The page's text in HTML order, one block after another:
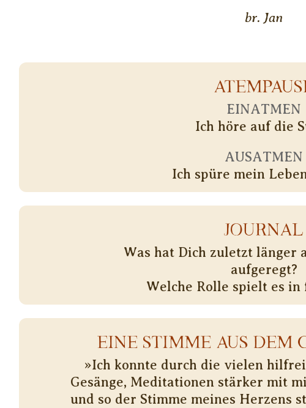
br. Jan
EINATMEN
Ich höre auf die
AUSATMEN
Ich spüre mein
JOURNAL
Was hat Dich zuletzt länger
aufgeregt?
Welche Rolle spielt es in
EINE STIMME AUS DEM
»Ich konnte durch die vielen
Gesänge, Meditationen stärker mit
und so der Stimme meines Herzens